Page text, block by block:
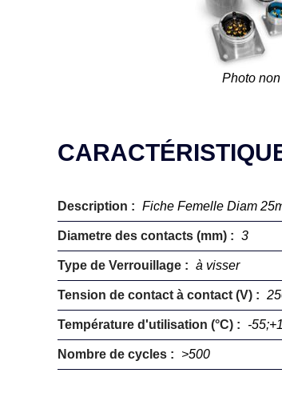
Photo
Description : Fiche Femelle Diam
Diametre des contacts (mm) : 3
Type de Verrouillage : à visser
Tension de contact à contact (V) :
Température d'utilisation (°C) : -
Nombre de cycles : >500